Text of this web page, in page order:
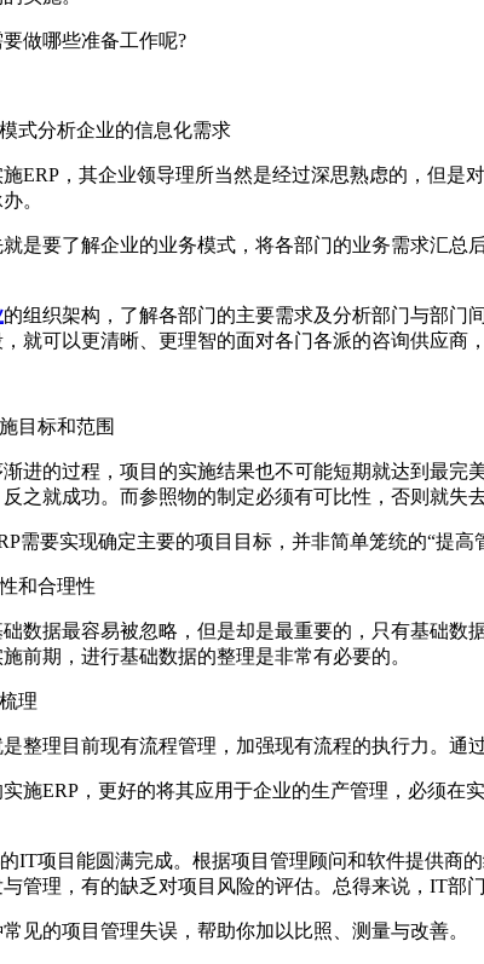
做哪些准备工作呢?
分析企业的信息化需求
，其企业领导理所当然是经过深思熟虑的，但是
。
要了解企业的业务模式，将各部门的业务需求汇总
的组织架构，了解各部门的主要需求及分析部门与部门
就可以更清晰、更理智的面对各门各派的咨询供应商
目标和范围
的过程，项目的实施结果也不可能短期就达到最完
之就成功。而参照物的制定必须有可比性，否则就失去
要实现确定主要的项目目标，并非简单笼统的“提高
和合理性
据最容易被忽略，但是却是最重要的，只有基础数
前期，进行基础数据的整理是非常有必要的。
理
理目前现有流程管理，加强现有流程的执行力。通
ERP，更好的将其应用于企业的生产管理，必须在
项目能圆满完成。根据项目管理顾问和软件提供商
管理，有的缺乏对项目风险的评估。总得来说，IT部
的项目管理失误，帮助你加以比照、测量与改善。